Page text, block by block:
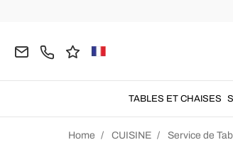
TABLES ET CHAISES
Home CUISINE Service de